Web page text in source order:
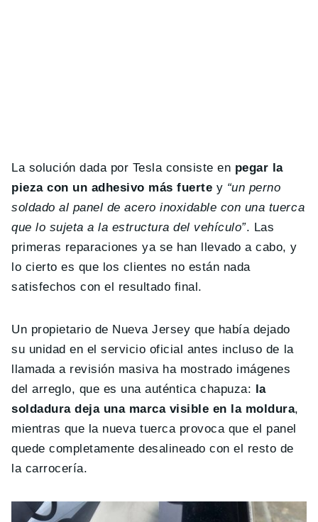
La solución dada por Tesla consiste en pegar la
pieza con un adhesivo más fuerte y “un perno
soldado al panel de acero inoxidable con una tuerca
que lo sujeta a la estructura del vehículo”. Las
primeras reparaciones ya se han llevado a cabo, y
lo cierto es que los clientes no están nada
satisfechos con el resultado final.
Un propietario de Nueva Jersey que había dejado
su unidad en el servicio oficial antes incluso de la
llamada a revisión masiva ha mostrado imágenes
del arreglo, que es una auténtica chapuza:
la
soldadura deja una marca visible en la moldura,
mientras que la nueva tuerca provoca que el panel
quede completamente desalineado con el resto de
la carrocería.